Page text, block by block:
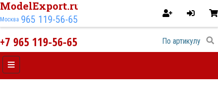
ModelExport.ru
Москва 965 119-56-65
+7 965 119-56-65